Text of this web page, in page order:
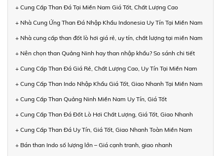
+ Cung Cấp Than Đá Tại Miền Nam Giá Tốt, Chất Lượng Cao
+ Nhà Cung Ứng Than Đá Nhập Khẩu Indonesia Uy Tín Tại Miền Nam
+ Nhà cung cấp than đốt lò hơi giá rẻ, uy tín, chất lượng tại miền Nam
+ Nên chọn than Quảng Ninh hay than nhập khẩu? So sánh chi tiết
+ Cung Cấp Than Đá Giá Rẻ, Chất Lượng Cao, Uy Tín Tại Miền Nam
+ Cung Cấp Than Indo Nhập Khẩu Giá Tốt, Giao Nhanh Tại Miền Nam
+ Cung Cấp Than Quảng Ninh Miền Nam Uy Tín, Giá Tốt
+ Cung Cấp Than Đá Đốt Lò Hơi Chất Lượng, Giá Tốt, Giao Nhanh
+ Cung Cấp Than Đá Uy Tín, Giá Tốt, Giao Nhanh Toàn Miền Nam
+ Bán than Indo số lượng lớn – Giá cạnh tranh, giao nhanh